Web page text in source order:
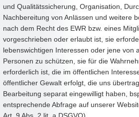
und Qualitätssicherung, Organisation,
Nachbereitung von Anlässen und weitere
nach dem Recht des EWR bzw. eines
vorgeschrieben oder erlaubt ist, sie
lebenswichtigen Interessen oder jene von
Personen zu schützen, sie für die
erforderlich ist, die im öffentlichen
öffentlicher Gewalt erfolgt, die uns
Bearbeitung separat eingewilligt haben,
entsprechende Abfrage auf unserer
Art. 9 Abs. 2 lit. a DSGVO).